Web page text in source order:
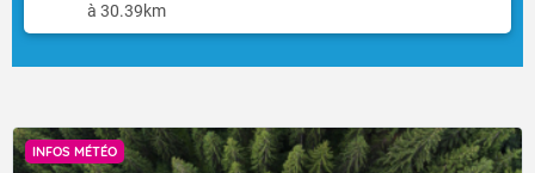
à 30.39km
INFOS MÉTÉO